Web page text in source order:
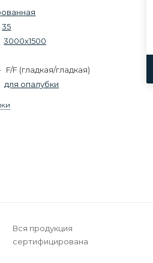
35
3000х1500
F/F (гладкая/гладкая)
для опалубки
Вся продукция
сертифицирована